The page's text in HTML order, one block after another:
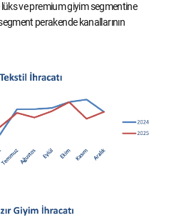
lüks ve premium giyim segmentine
perakende kanallarının